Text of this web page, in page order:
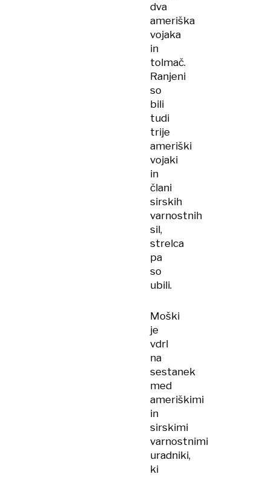
dva
ameriška
vojaka
in
tolmač.
Ranjeni
so
bili
tudi
trije
ameriški
vojaki
in
člani
sirskih
varnostnih
sil,
strelca
pa
so
ubili.
Moški
je
vdrl
na
sestanek
med
ameriškimi
in
sirskimi
varnostnimi
uradniki,
ki